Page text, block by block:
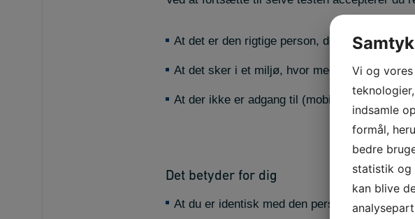
At det er den rigtige person, der tager
At det sker i et miljø, hvor medarbejderen
At der ikke er adgang til (mobil)telefon.
Det betyder for dig
At du er identisk med den person, som har
Vi og
indsamle
formål,
bedre
statistik og
kan blive